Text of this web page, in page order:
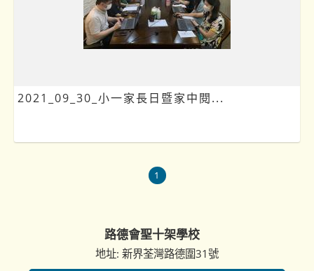
2021_09_30_小一家長日暨家中閱...
1
路德會聖十架學校
地址: 新界荃灣路德圍31號